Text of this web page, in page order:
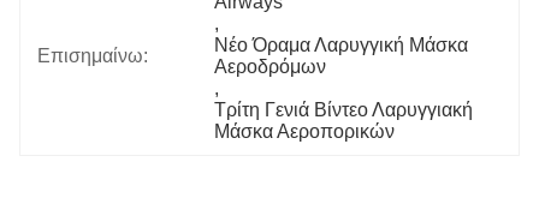
Επισημαίνω:
,
Νέο Όραμα Λαρυγγική Μάσκα
Αεροδρόμων
,
Τρίτη Γενιά Βίντεο Λαρυγγιακή
Μάσκα Αεροπορικών